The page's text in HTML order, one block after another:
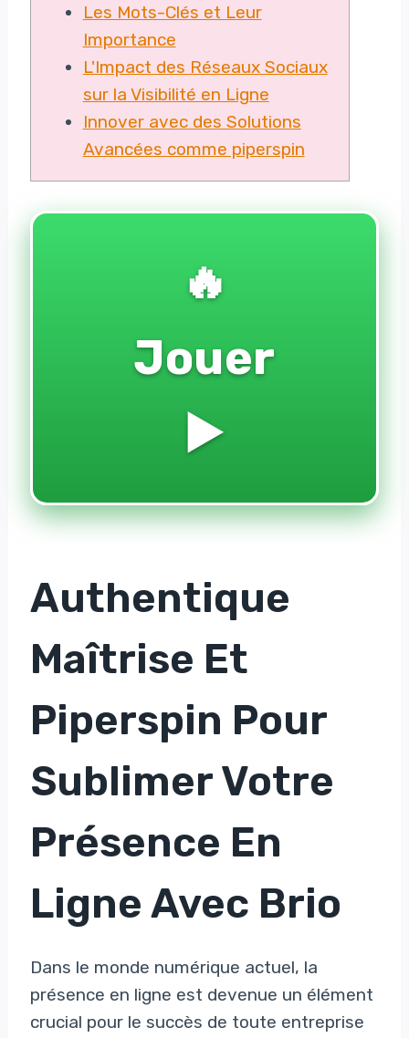
Les Mots-Clés et Leur
Importance
L'Impact des Réseaux Sociaux
sur la Visibilité en Ligne
Innover avec des Solutions
Avancées comme piperspin
🔥
Jouer
▶️
Authentique
Maîtrise Et
Piperspin Pour
Sublimer Votre
Présence En
Ligne Avec Brio
Dans le monde numérique actuel, la
présence en ligne est devenue un élément
crucial pour le succès de toute entreprise